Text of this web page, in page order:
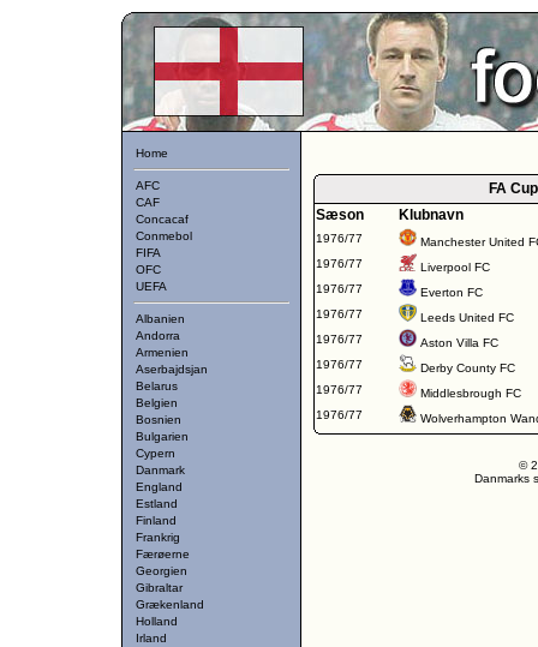
Home
AFC
CAF
Concacaf
Conmebol
FIFA
OFC
UEFA
Albanien
Andorra
Armenien
Aserbajdsjan
Belarus
Belgien
Bosnien
Bulgarien
Cypern
Danmark
England
Estland
Finland
Frankrig
Færøerne
Georgien
Gibraltar
Grækenland
Holland
Irland
FA Cup
Sæson
Klubnavn
1976/77
Manchester United
1976/77
Liverpool FC
1976/77
Everton FC
1976/77
Leeds United FC
1976/77
Aston Villa FC
1976/77
Derby County FC
1976/77
Middlesbrough FC
1976/77
Wolverhampton
©
Danmarks